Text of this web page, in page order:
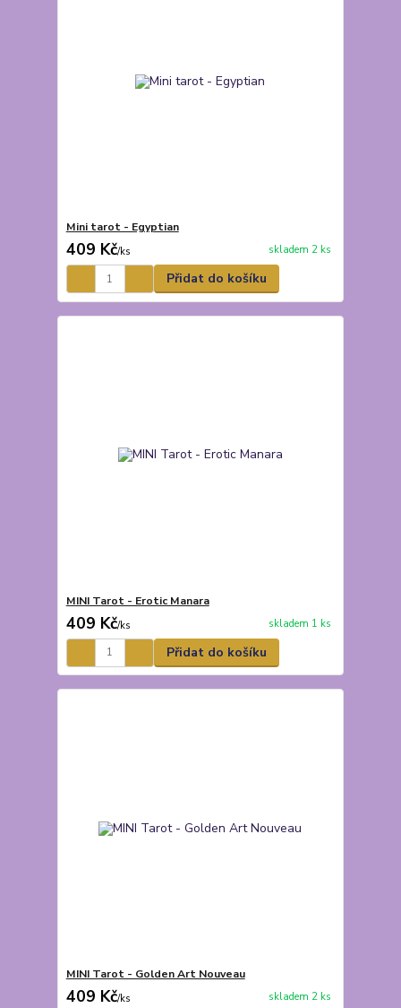
Mini tarot - Egyptian
409 Kč/ks skladem 2 ks
Přidat do košíku
MINI Tarot - Erotic Manara
409 Kč/ks skladem 1 ks
Přidat do košíku
MINI Tarot - Golden Art Nouveau
409 Kč/ks skladem 2 ks